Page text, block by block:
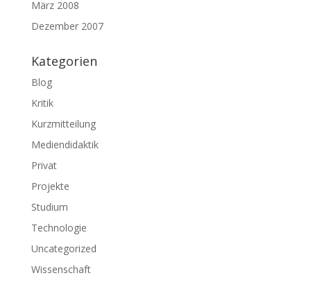
März 2008
Dezember 2007
Kategorien
Blog
Kritik
Kurzmitteilung
Mediendidaktik
Privat
Projekte
Studium
Technologie
Uncategorized
Wissenschaft